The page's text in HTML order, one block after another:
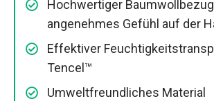
Hochwertiger
angenehmes Gefühl auf der
Effektiver
Tencel™
Umweltfreundliches Material